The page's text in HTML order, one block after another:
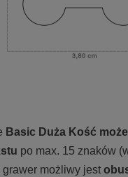
Basic Duża Kość
po max. 15 znaków
możliwy jest